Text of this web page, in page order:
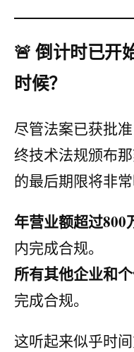
🚨 倒计时已开
时候？
尽管法案已获批
终技术法规颁布
的最后期限将非
年营业额超过800
内完成合规。
所有其他企业和个
完成合规。
这听起来似乎时